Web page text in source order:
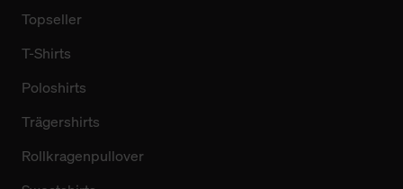
Topseller
T-Shirts
Poloshirts
Trägershirts
Rollkragenpullover